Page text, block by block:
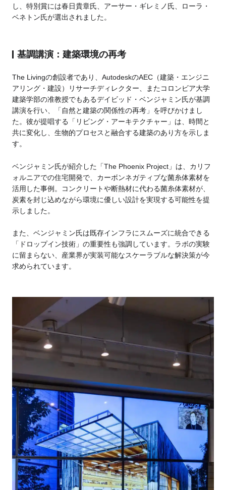
し、特別賞には春日貴章氏、アーサー・ギレミノ氏、ローラ・
ベネトン氏が選出されました。
基調講演：建築環境の再考
The Livingの創設者であり、AutodeskのAEC（建築・エンジニ
アリング・建設）リサーチディレクター、またコロンビア大学
建築学部の准教授でもあるデイビッド・ベンジャミン氏が基調
講演を行い、「自然と建築の関係性の再考」を呼びかけまし
た。彼が提唱する「リビング・アーキテクチャー」は、時間と
共に変化し、生物的プロセスと融合する建築のあり方を示しま
す。
ベンジャミン氏が紹介した「The Phoenix Project」は、カリフ
ォルニアでの住宅開発で、カーボンネガティブな菌糸体素材を
活用した事例。コンクリートや断熱材に代わる菌糸体素材が、
炭素を封じ込めながら環境に優しい設計を実現する可能性を提
示しました。
また、ベンジャミン氏は既存インフラにスムーズに統合できる
「ドロップイン技術」の重要性も強調しています。ラボの実験
に留まらない、産業界が実装可能なスケーラブルな解決策が今
求められています。